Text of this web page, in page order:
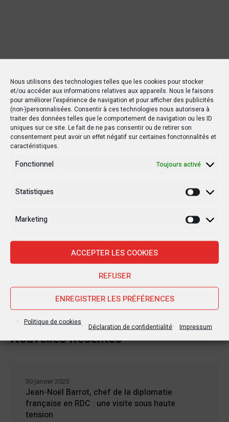
Nous utilisons des technologies telles que les cookies pour stocker
et/ou accéder aux informations relatives aux appareils. Nous le faisons
pour améliorer l’expérience de navigation et pour afficher des publicités
(non-)personnalisées. Consentir à ces technologies nous autorisera à
traiter des données telles que le comportement de navigation ou les ID
uniques sur ce site. Le fait de ne pas consentir ou de retirer son
consentement peut avoir un effet négatif sur certaines fonctonnalités et
caractéristiques.
Fonctionnel Toujours activé
Statistiques
Marketing
ACCEPTER LES COOKIES
REFUSER
ENREGISTRER LES PRÉFÉRENCES
Politique de cookies
Déclaration de confidentialité Impressum
Nouvelles Récentes
Jean-Noël Barrot, chef de la diplomatie
française en RDC : une visite sous haute
tension
30 janvier 2025